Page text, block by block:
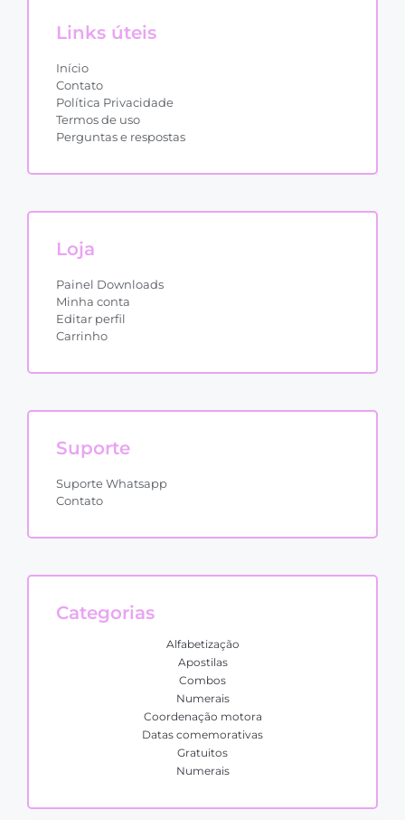
Links úteis
Início
Contato
Política Privacidade
Termos de uso
Perguntas e respostas
Loja
Painel Downloads
Minha conta
Editar perfil
Carrinho
Suporte
Suporte Whatsapp
Contato
Categorias
Alfabetização
Apostilas
Combos
Numerais
Coordenação motora
Datas comemorativas
Gratuitos
Numerais